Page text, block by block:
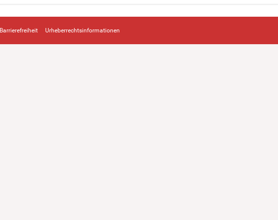
Barrierefreiheit Urheberrechtsinformationen